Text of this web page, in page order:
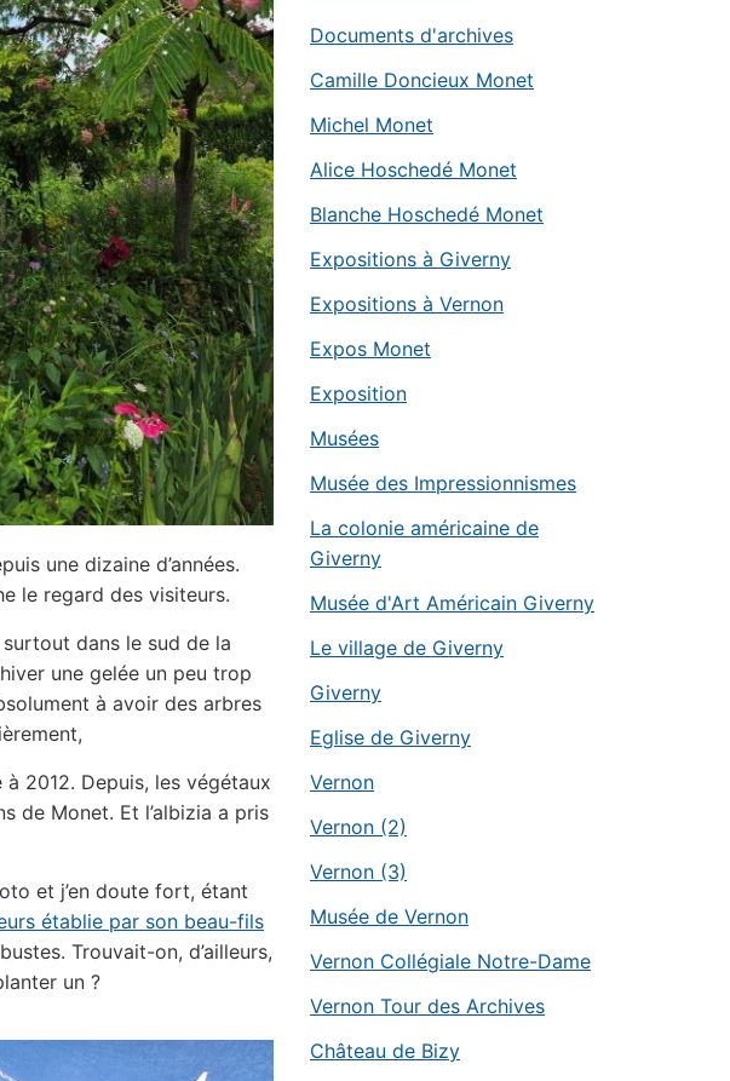
une dizaine d’années.
le regard des visiteurs.
dans le sud de la
une gelée un peu trop
à avoir des arbres
2012. Depuis, les végétaux
de Monet. Et l’albizia a pris
et j’en doute fort, étant
établie par son beau-fils
Trouvait-on, d’ailleurs,
un ?
Documents d'archives
Camille Doncieux Monet
Michel Monet
Alice Hoschedé Monet
Blanche Hoschedé Monet
Expositions à Giverny
Expositions à Vernon
Expos Monet
Exposition
Musées
Musée des Impressionnismes
La colonie américaine de
Giverny
Musée d'Art Américain Giverny
Le village de Giverny
Giverny
Eglise de Giverny
Vernon
Vernon (2)
Vernon (3)
Musée de Vernon
Vernon Collégiale Notre-Dame
Vernon Tour des Archives
Château de Bizy